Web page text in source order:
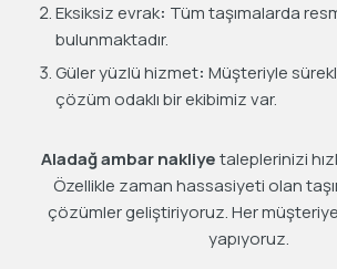
Eksiksiz evrak: Tüm taşımalarda
bulunmaktadır.
Güler yüzlü hizmet: Müşteriyle
çözüm odaklı bir ekibimiz var.
Aladağ ambar nakliyetaleplerinizi
Özellikle zaman hassasiyeti olan
çözümler geliştiriyoruz. Her
yapıyoruz.